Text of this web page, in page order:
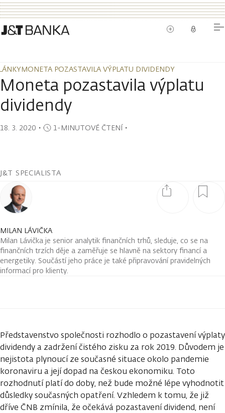
MONETA POZASTAVILA VÝPLATU DIVIDENDY
MONETA POZASTAVILA VÝPLATU DIVIDENDY
Moneta pozastavila výplatu
dividendy
18. 3. 2020 ・ 1-MINUTOVÉ ČTENÍ・
J&T SPECIALISTA
MILAN LÁVIČKA
Milan Lávička je senior analytik finančních trhů, sleduje, co se na
finančních trzích děje a zaměřuje se hlavně na sektory financí a
energetiky. Součástí jeho práce je také připravování pravidelných
informací pro klienty.
Představenstvo společnosti rozhodlo o pozastavení výplaty
dividendy a zadržení čistého zisku za rok 2019. Důvodem je
nejistota plynoucí ze současné situace okolo pandemie
koronaviru a její dopad na českou ekonomiku. Toto
rozhodnutí platí do doby, než bude možné lépe vyhodnotit
důsledky současných opatření. Vzhledem k tomu, že již
dříve ČNB zmínila, že očekává pozastavení dividend, není